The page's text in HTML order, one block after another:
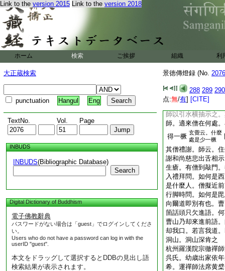
Link to the version 2015 Link to the version 2018
ホーム 検索 ご挨拶 組織 利
大正蔵検索
punctuation Hangul Eng
TextNo. Vol. Page
INBUDS
INBUDS(Bibliographic Database)
Search
Digital Dictionary of Buddhism
電子佛教辭典
パスワードがない場合は「guest」でログインしてくださ
い。
Users who do not have a password can log in with the
userID "guest".
本文をドラッグして選択するとDDBの見出し語
検索結果が表示されます。
景徳傳燈録 (No.
288 289 290
点:無/有] [CITE]
經品頌偈一卷破邪
福州烏石山靈觀禪
常扃戸人罕見之。
搊住云。是凡是聖
閉却門。雪峯云。
問僧。汝何處去。
上有一青蛇子。師
精。只遮便是。師
地堪著什麼物。安
片地被兄放不淨。
師以引水横抽示之
師。適來僧在何處
得一橛 玄覺云。什麼
處是少一橛
其僧禮謝。師云。
謝和尚慈悲出舌相
生瘡。有僧到敲門
入禮拜問。如何是
是什麼人。僧擬近
行脚時問。如何是
向爾道即別有也。
箇話頭只欠進語。
曹山乃却來進前語
却我口。若言我道
洞山。洞山深肯之
杭州羅漢院宗徹禪
呉氏。幼歳出家依
希。運禪師法席黄